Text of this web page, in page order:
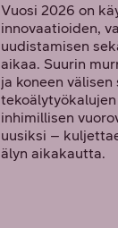
Vuosi 2026 on
innovaatioiden,
uudistamisen
aikaa. Suurin
ja koneen
inhimillisen
uusiksi –
älyn aikakautta.